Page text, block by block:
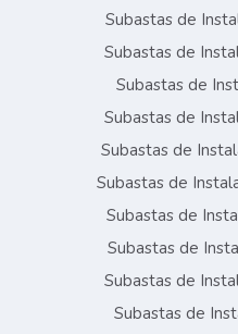
Subastas de
Subastas de
Subastas de
Subastas de
Subastas de
Subastas de
Subastas de
Subastas de
Subastas de
Subastas de